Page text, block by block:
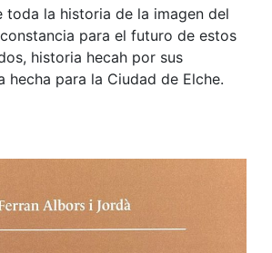
toda la historia de la imagen del
para el futuro de estos
historia hecah por sus
hecha para la Ciudad de Elche.